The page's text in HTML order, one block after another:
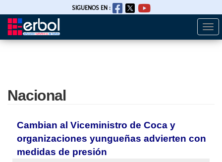
Pasar
SIGUENOS EN :
Nacional
Cambian al Viceministro de Coca y
organizaciones yungueñas advierten con
medidas de presión